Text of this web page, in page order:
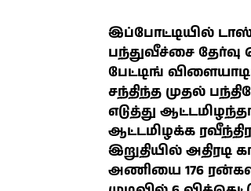
இப்போட்டியில்
பந்துவீச்சை
பேட்டிங்
சந்திந்த முதல்
எடுத்து
ஆட்டமிழக்க
இறுதியில் அதிரடி
அணியை 176